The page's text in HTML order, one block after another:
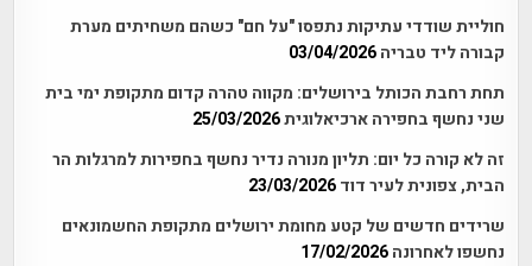
חוליית שודדי עתיקות נתפסו "על חם" כשהם משחיתים מערת
קבורה ליד טבריה 03/04/2026
תחת רחבת הכותל בירושלים: מקווה טהרה קדום מתקופת ימי בית
שני נחשף בחפירה ארכיאלוגית25/03/2026
זה לא קורה כל יום: תליון מנורה נדיר נחשף בחפירות למרגלות הר
הבית, צפונית לעיר דוד 23/03/2026
שרידים חדשים של קטע מחומת ירושלים מתקופת החשמונאים
נחשפו לאחרונה 17/02/2026